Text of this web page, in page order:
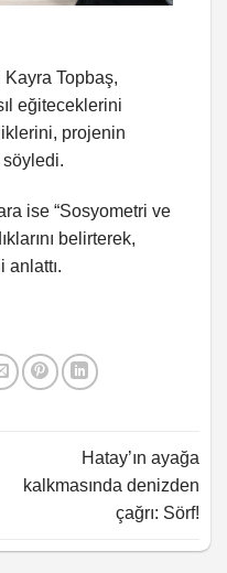
Topbaş,
eğiteceklerini
projenin
söyledi.
ise “Sosyometri ve
belirterek,
anlattı.
Hatay’ın ayağa
kalkmasında denizden
çağrı: Sörf!